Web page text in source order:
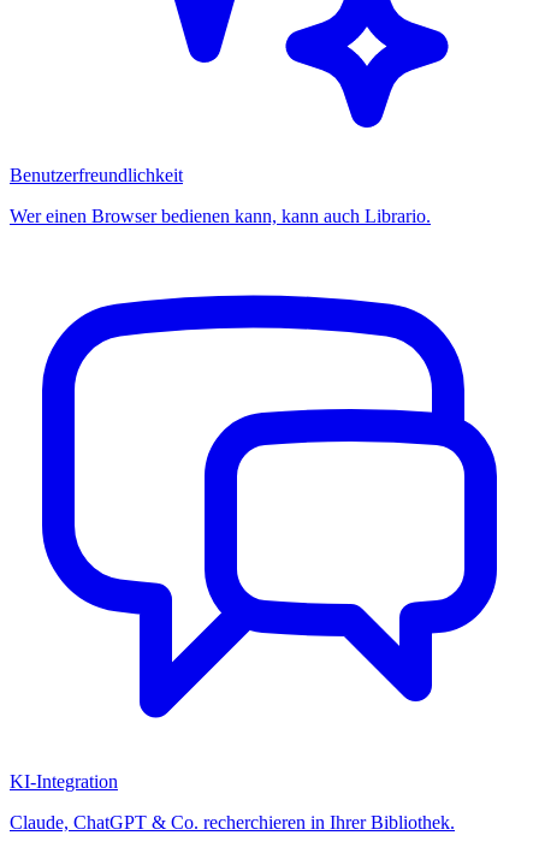
Benutzerfreundlichkeit
Wer einen Browser bedienen kann, kann auch Librario.
KI-Integration
Claude, ChatGPT & Co. recherchieren in Ihrer Bibliothek.